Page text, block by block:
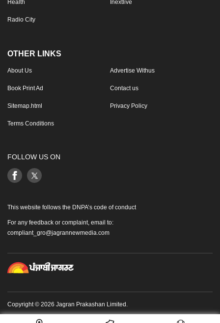
Health Inextlive
Radio City
OTHER LINKS
About Us Advertise Withus
Book Print Ad Contact us
Sitemap.html Privacy Policy
Terms Conditions
FOLLOW US ON
This website follows the DNPA’s code of conduct
For any feedback or complaint, email to:
compliant_gro@jagrannewmedia.com
Copyright © 2026 Jagran Prakashan Limited.